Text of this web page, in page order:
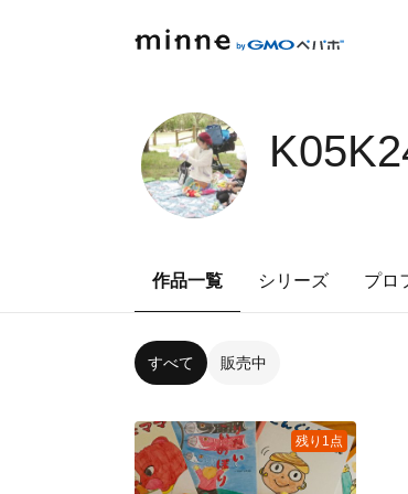
作品一覧 シリーズ プロ
すべて 販売中
残り1点